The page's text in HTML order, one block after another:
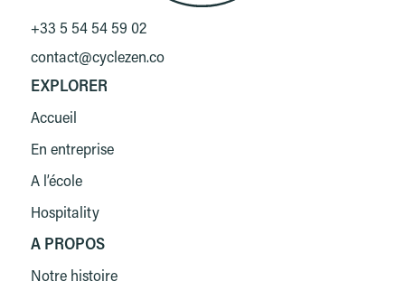
+33 5 54 54 59 02
contact@cyclezen.co
EXPLORER
Accueil
En entreprise
A l’école
Hospitality
A PROPOS
Notre histoire